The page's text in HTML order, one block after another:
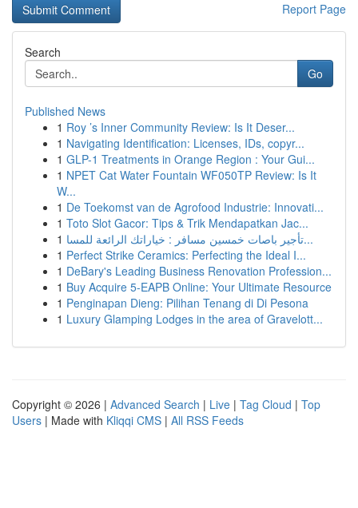
Report Page
Search
Go
Published News
1 Roy ’s Inner Community Review: Is It Deser...
1 Navigating Identification: Licenses, IDs, copyr...
1 GLP-1 Treatments in Orange Region : Your Gui...
1 NPET Cat Water Fountain WF050TP Review: Is It
W...
1 De Toekomst van de Agrofood Industrie: Innovati...
1 Toto Slot Gacor: Tips & Trik Mendapatkan Jac...
1
تأجير باصات خمسين مسافر : خياراتك الرائعة للمسا...
1 Perfect Strike Ceramics: Perfecting the Ideal I...
1 DeBary's Leading Business Renovation Profession...
1 Buy Acquire 5-EAPB Online: Your Ultimate Resource
1 Penginapan Dieng: Pilihan Tenang di Di Pesona
1 Luxury Glamping Lodges in the area of Gravelott...
Copyright © 2026 | Advanced Search | Live | Tag Cloud | Top
Users | Made with Kliqqi CMS | All RSS Feeds